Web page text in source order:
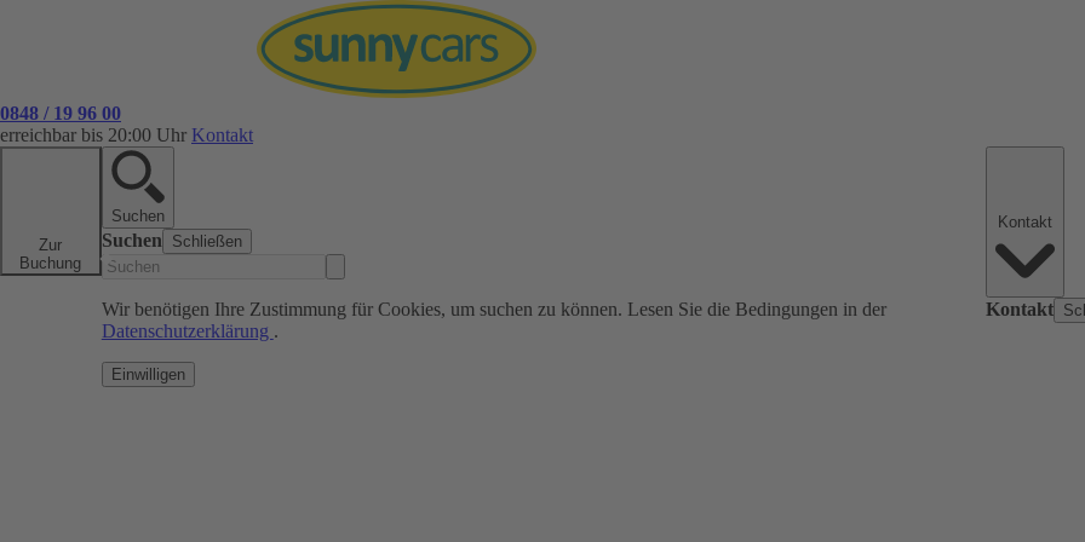
0848 / 19 96 00
erreichbar bis 20:00 Uhr Kontakt
Zur
Buchung
Suchen
Suchen Schließen
Wir benötigen Ihre Zustimmung für Cookies, um suchen zu können. Lesen Sie die Bedingungen in der
Datenschutzerklärung .
Einwilligen
Kontakt